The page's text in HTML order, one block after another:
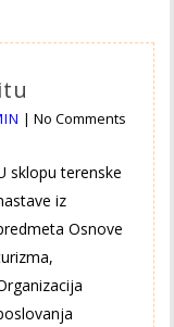
|No Comments
sklopu terenske
iz
Osnove